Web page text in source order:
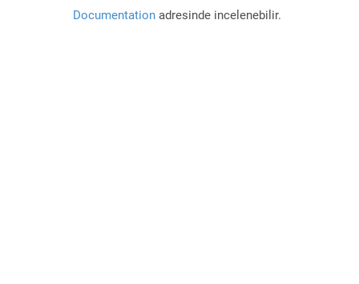
Documentation adresinde incelenebilir.